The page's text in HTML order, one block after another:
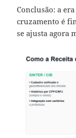
Conclusão: a
cruzamento é
se ajusta agora